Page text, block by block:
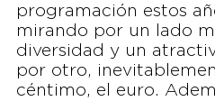
programación estos
mirando por un lado
diversidad y un
por otro,
céntimo, el euro.